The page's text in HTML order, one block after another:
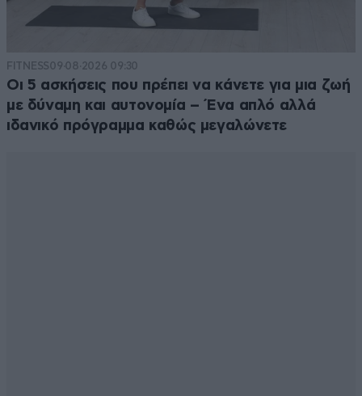
FITNESS09·08·2026 09:30
Οι 5 ασκήσεις που πρέπει να κάνετε για μια ζωή
με δύναμη και αυτονομία – Ένα απλό αλλά
ιδανικό πρόγραμμα καθώς μεγαλώνετε